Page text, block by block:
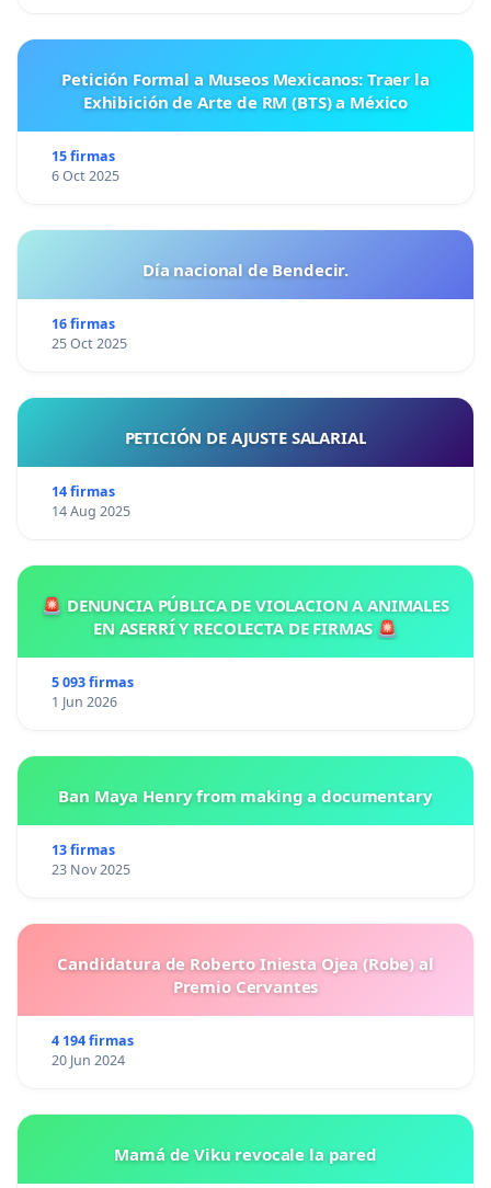
Petición Formal a Museos Mexicanos: Traer la
Exhibición de Arte de RM (BTS) a México
15 firmas
6 Oct 2025
Día nacional de Bendecir.
16 firmas
25 Oct 2025
PETICIÓN DE AJUSTE SALARIAL
14 firmas
14 Aug 2025
🚨 DENUNCIA PÚBLICA DE VIOLACION A ANIMALES
EN ASERRÍ Y RECOLECTA DE FIRMAS 🚨
5 093 firmas
1 Jun 2026
Ban Maya Henry from making a documentary
13 firmas
23 Nov 2025
Candidatura de Roberto Iniesta Ojea (Robe) al
Premio Cervantes
4 194 firmas
20 Jun 2024
Mamá de Viku revocale la pared